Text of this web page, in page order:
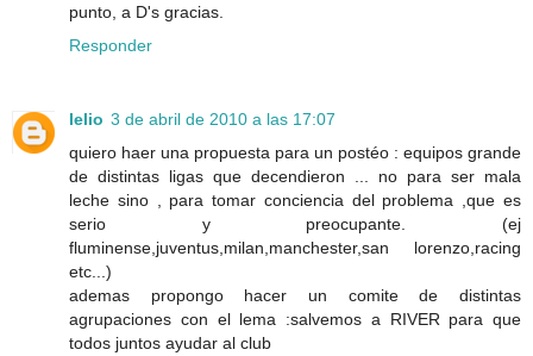
punto, a D's gracias.
Responder
lelio 3 de abril de 2010 a las 17:07
quiero haer una propuesta para un postéo : equipos grande
de distintas ligas que decendieron ... no para ser mala
leche sino , para tomar conciencia del problema ,que es
serio y preocupante. (ej
fluminense,juventus,milan,manchester,san lorenzo,racing
etc...)
ademas propongo hacer un comite de distintas
agrupaciones con el lema :salvemos a RIVER para que
todos juntos ayudar al club